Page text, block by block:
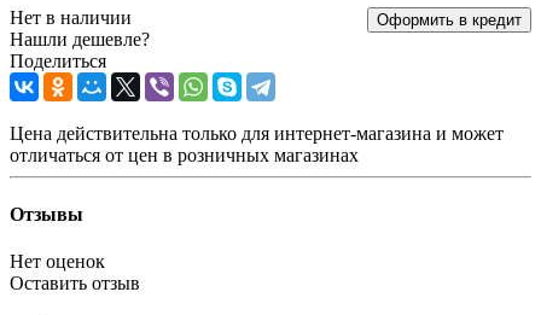
Оформить в кредит
Нет в наличии
Нашли дешевле?
Поделиться
Цена действительна только для интернет-магазина и может
отличаться от цен в розничных магазинах
Отзывы
Нет оценок
Оставить отзыв